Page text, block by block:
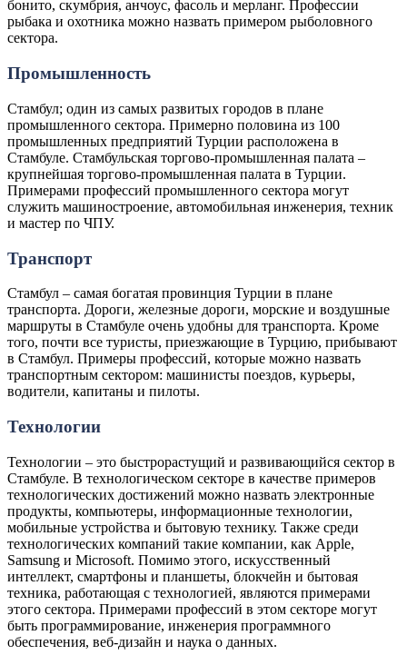
бонито, скумбрия, анчоус, фасоль и мерланг. Профессии
рыбака и охотника можно назвать примером рыболовного
сектора.
Промышленность
Стамбул; один из самых развитых городов в плане
промышленного сектора. Примерно половина из 100
промышленных предприятий Турции расположена в
Стамбуле. Стамбульская торгово-промышленная палата –
крупнейшая торгово-промышленная палата в Турции.
Примерами профессий промышленного сектора могут
служить машиностроение, автомобильная инженерия, техник
и мастер по ЧПУ.
Транспорт
Стамбул – самая богатая провинция Турции в плане
транспорта. Дороги, железные дороги, морские и воздушные
маршруты в Стамбуле очень удобны для транспорта. Кроме
того, почти все туристы, приезжающие в Турцию, прибывают
в Стамбул. Примеры профессий, которые можно назвать
транспортным сектором: машинисты поездов, курьеры,
водители, капитаны и пилоты.
Технологии
Технологии – это быстрорастущий и развивающийся сектор в
Стамбуле. В технологическом секторе в качестве примеров
технологических достижений можно назвать электронные
продукты, компьютеры, информационные технологии,
мобильные устройства и бытовую технику. Также среди
технологических компаний такие компании, как Apple,
Samsung и Microsoft. Помимо этого, искусственный
интеллект, смартфоны и планшеты, блокчейн и бытовая
техника, работающая с технологией, являются примерами
этого сектора. Примерами профессий в этом секторе могут
быть программирование, инженерия программного
обеспечения, веб-дизайн и наука о данных.